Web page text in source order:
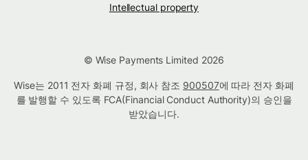
Intellectual property
© Wise Payments Limited 2026
Wise는 2011 전자 화폐 규정, 회사 참조 900507에 따라 전자 화폐
를 발행할 수 있도록 FCA(Financial Conduct Authority)의 승인을
받았습니다.